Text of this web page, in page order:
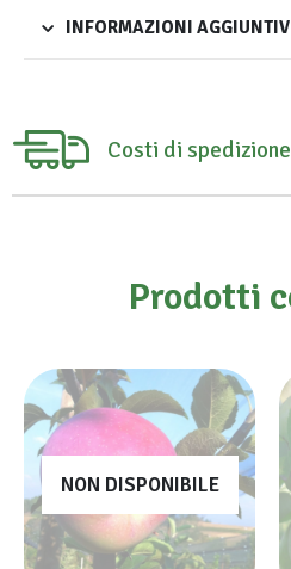
INFORMAZIONI
Costi di spedizione
Prodotti
NON DISPONIBILE